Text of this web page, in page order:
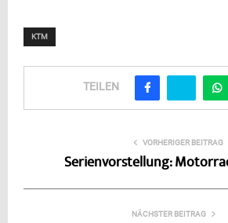
KTM
TEILEN
VORHERIGER BEITRAG
Serienvorstellung:
NÄCHSTER BEITRAG